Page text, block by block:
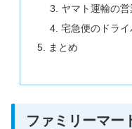
ヤマト運輸の営
宅急便のドラ
まとめ
ファミリーマー